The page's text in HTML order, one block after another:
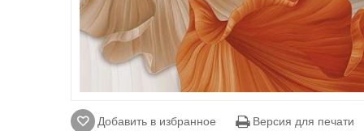
Добавить в избранное Версия для печати